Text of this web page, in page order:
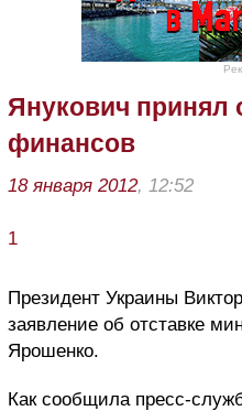
Янукович принял
финансов
18 января 2012, 12:52
1
Президент Украины
заявление об отставке
Ярошенко.
Как сообщила пресс-